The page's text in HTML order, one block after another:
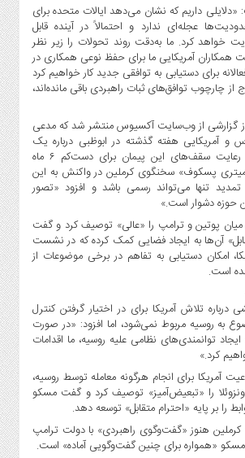
داریم که نشان می‌دهد ایالات متحده برای
عجله‌ای ندارد و احتمالاً در آینده قابل
خواهد کرد. ما به‌دقت روند تحولات را زیر نظر
همکاران آمریکایی ما برای حفظ نوعی همکاری در
برای دستیابی به توافقی جدید کار خواهیم کرد
چارچوب توافق‌های ثبات راهبردی باقی مانده‌اند،
گزارشی از وب‌سایت آکسیوس منتشر شد که مدعی
و آمریکایی هفته گذشته در ابوظبی درباره یک
توافق غیررسمی برای رعایت سقف‌های این پیمان برای دست‌کم ۶ ماه
پسکوف» سخنگوی کرملین در واکنش به این
تنها می‌تواند رسمی باشد و افزود «تصور
حوزه دشوار است.»
پوتین و ترامپ را «عالی» توصیف کرد و گفت
آن‌ها به ایجاد فضایی کمک کرده که در نشست
امکان دستیابی به تفاهم در برخی موضوعات از
است.
تلاش آمریکا برای در اختیار گرفتن کنترل
به روسیه مربوط نمی‌شود، اما افزود: «در صورت
توانمندی‌های نظامی علیه روسیه، ما اقدامات
کرد.»
آمریکا برای انجام هرگونه معامله توسط روسیه،
را «تبعیض‌آمیز» توصیف کرد و گفت مسکو
را بر پایه «احترام متقابل» توسعه دهد.
کرملین هنوز «گفت‌وگوی راهبردی» با دولت ترامپ
مسکو «همواره برای چنین گفت‌وگویی آماده» است.